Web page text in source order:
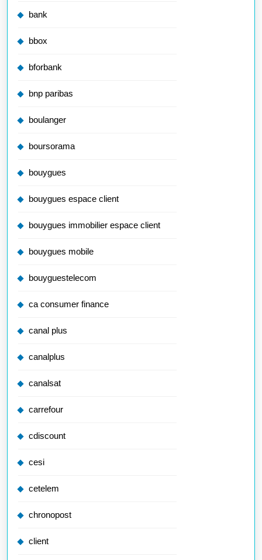
bank
bbox
bforbank
bnp paribas
boulanger
boursorama
bouygues
bouygues espace client
bouygues immobilier espace client
bouygues mobile
bouyguestelecom
ca consumer finance
canal plus
canalplus
canalsat
carrefour
cdiscount
cesi
cetelem
chronopost
client